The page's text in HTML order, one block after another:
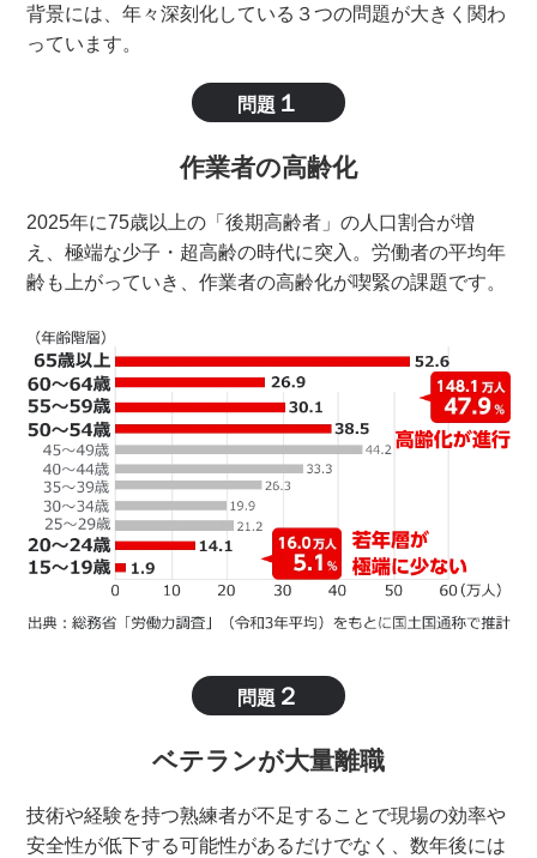
背景には、年々深刻化している３つの問題が大きく関わ
っています。
問題 １
作業者の高齢化
2025年に75歳以上の「後期高齢者」の人口割合が増
え、極端な少子・超高齢の時代に突入。労働者の平均年
齢も上がっていき、作業者の高齢化が喫緊の課題です。
問題 ２
ベテランが大量離職
技術や経験を持つ熟練者が不足することで現場の効率や
安全性が低下する可能性があるだけでなく、数年後には